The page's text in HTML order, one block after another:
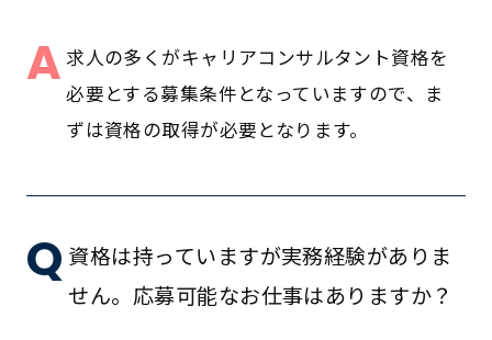
A 求人の多くがキャリアコンサルタント資格を
必要とする募集条件となっていますので、ま
ずは資格の取得が必要となります。
Q 資格は持っていますが実務経験がありま
せん。応募可能なお仕事はありますか？